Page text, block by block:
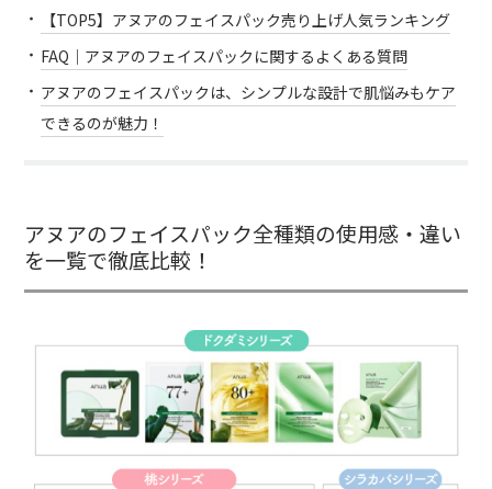
【TOP5】アヌアのフェイスパック売り上げ人気ランキング
FAQ｜アヌアのフェイスパックに関するよくある質問
アヌアのフェイスパックは、シンプルな設計で肌悩みもケア
できるのが魅力！
アヌアのフェイスパック全種類の使用感・違い
を一覧で徹底比較！